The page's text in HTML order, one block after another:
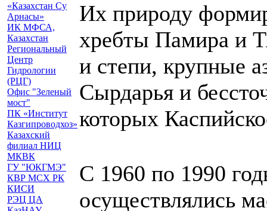
«Казахстан Су
Арнасы»
ИК МФСА,
Казахстан
Региональный
Центр
Гидрологии
(РЦГ)
Офис "Зеленый
мост"
ПК «Институт
Казгипроводхоз»
Казахский
филиал НИЦ
МКВК
ГУ "ЮКГМЭ"
КВР МСХ РК
КИСИ
РЭЦ ЦА
Их природу
хребты Памира и
и степи, крупные
Сырдарья и
которых
С 1960 по 1990
осуществлялись